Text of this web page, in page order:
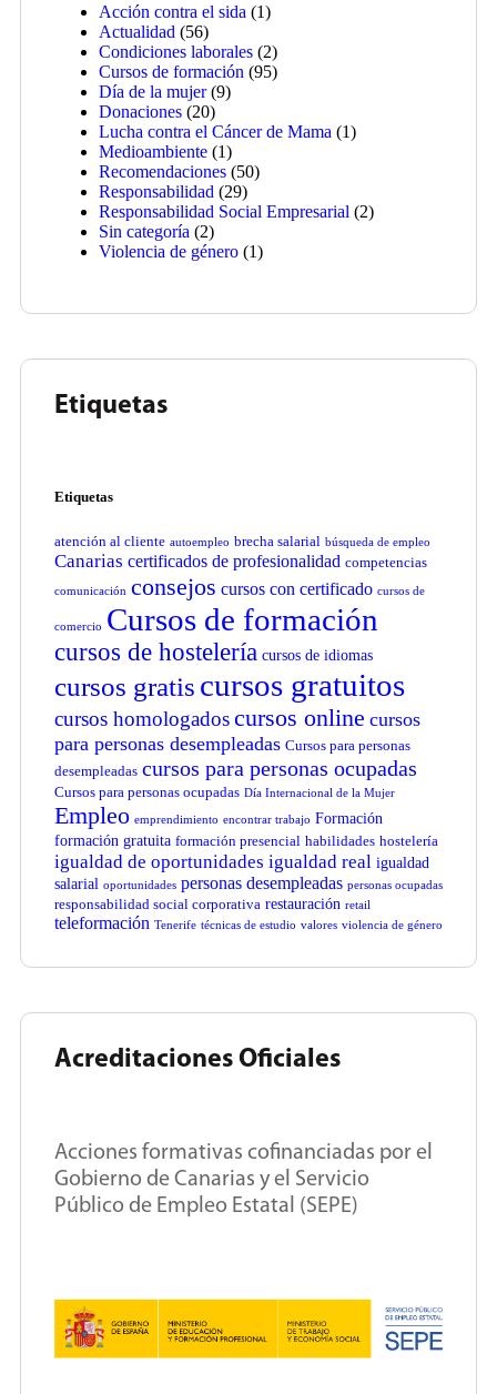
Acción contra el sida (1)
Actualidad (56)
Condiciones laborales (2)
Cursos de formación (95)
Día de la mujer(9)
Donaciones (20)
Lucha contra el Cáncer de Mama (1)
Medioambiente (1)
Recomendaciones (50)
Responsabilidad (29)
Responsabilidad Social Empresarial (2)
Sin categoría (2)
Violencia de género (1)
Etiquetas
Etiquetas
atención al cliente autoempleo brecha salarial búsqueda de empleo
Canarias certificados de profesionalidad competencias
comunicación consejos cursos con certificado cursos de
comercio Cursos de formación
cursos de hostelería cursos de idiomas
cursos gratis cursos gratuitos
cursos homologadoscursos online cursos
para personas desempleadas Cursos para personas
desempleadas cursos para personas ocupadas
Cursos para personas ocupadas Día Internacional de la Mujer
Empleo emprendimiento encontrar trabajo Formación
formación gratuita formación presencial habilidades hostelería
igualdad de oportunidades igualdad real igualdad
salarial oportunidades personas desempleadas personas ocupadas
responsabilidad social corporativa restauración retail
teleformación Tenerife técnicas de estudio valores violencia de género
Acreditaciones Oficiales
Acciones formativas cofinanciadas por el
Gobierno de Canarias y el Servicio
Público de Empleo Estatal (SEPE)